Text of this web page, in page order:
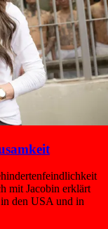
mit Jacobin erklärt
den USA und in